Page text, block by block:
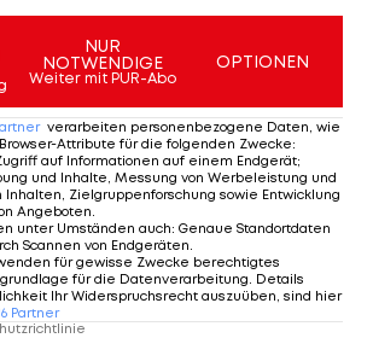
am österreichischen Torhüter
Chancen sollte man
enttäuscht. Mit so vielen
man ein Spiel gewinnen, dann
auf dem Konto, so ist es
geworden", erklärte Heraf nach
NUR
NOTWENDIGE
Weiter mit PUR-Abo
OPTIONEN
verarbeiten personenbezogene Daten, wie
Attribute für die folgenden Zwecke:
auf Informationen auf einem Endgerät;
und Inhalte, Messung von Werbeleistung und
Inhalten, Zielgruppenforschung sowie Entwicklung
Angeboten
unter Umständen auch: Genaue Standortdaten
Scannen von Endgeräten
für gewisse Zwecke berechtigtes
für die Datenverarbeitung. Details
Ihr Widerspruchsrecht auszuüben, sind hier
Partner